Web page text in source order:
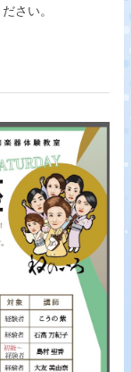
さい。